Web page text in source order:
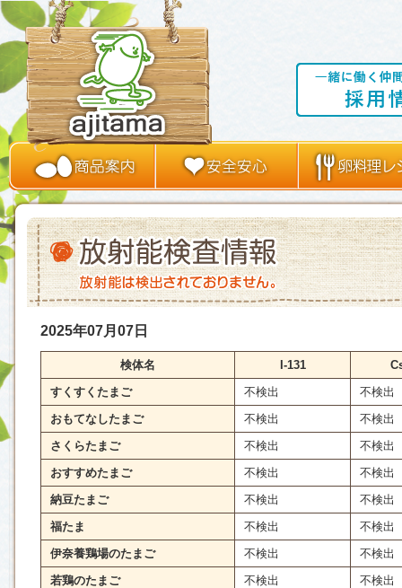
2025年07月07日
検体名 I-131
すくすくたまご
不検出
不検出
おもてなしたまご
不検出
不検出
さくらたまご
不検出
不検出
おすすめたまご
不検出
不検出
納豆たまご
不検出
不検出
福たま
不検出
不検出
伊奈養鶏場のたまご
不検出
不検出
若鶏のたまご
不検出
不検出